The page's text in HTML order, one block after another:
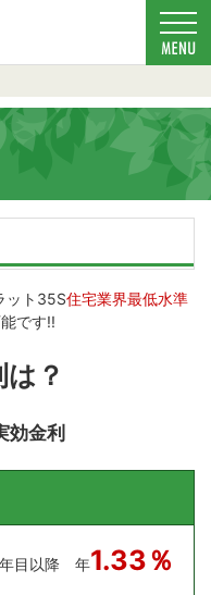
たへ、秋田・大仙・仙北・美郷・
・由利本荘)なら当社の安くていい家
ット35S住宅業界最低水準
です!!
？
効金利
目以降 年1.33％